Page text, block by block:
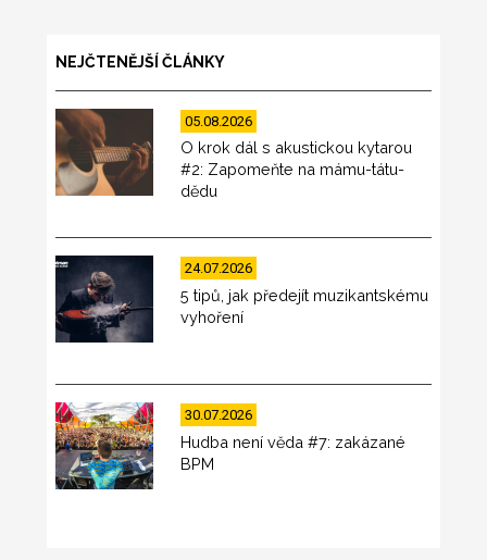
NEJČTENĚJŠÍ ČLÁNKY
05.08.2026
O krok dál s akustickou kytarou
#2: Zapomeňte na mámu-tátu-
dědu
24.07.2026
5 tipů, jak předejít muzikantskému
vyhoření
30.07.2026
Hudba není věda #7: zakázané
BPM